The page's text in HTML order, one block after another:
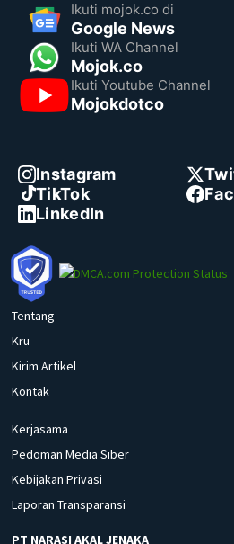
Ikuti mojok.co di
Google News
Ikuti WA Channel
Mojok.co
Ikuti Youtube Channel
Mojokdotco
Instagram
TikTok
LinkedIn
Tentang
Kru
Kirim Artikel
Kontak
Kerjasama
Pedoman Media Siber
Kebijakan Privasi
Laporan Transparansi
PT NARASI AKAL JENAKA